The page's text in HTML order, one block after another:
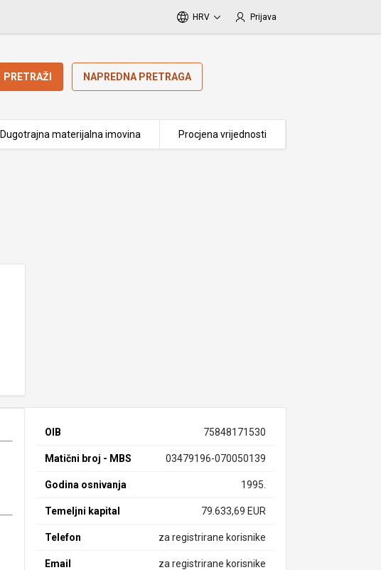
HRV Prijava
PRETRAŽI NAPREDNA PRETRAGA
Dugotrajna materijalna imovina Procjena vrijednosti
OIB 75848171530
Matični broj - MBS 03479196-070050139
Godina osnivanja 1995.
Temeljni kapital 79.633,69 EUR
Telefon za registrirane korisnike
Email za registrirane korisnike